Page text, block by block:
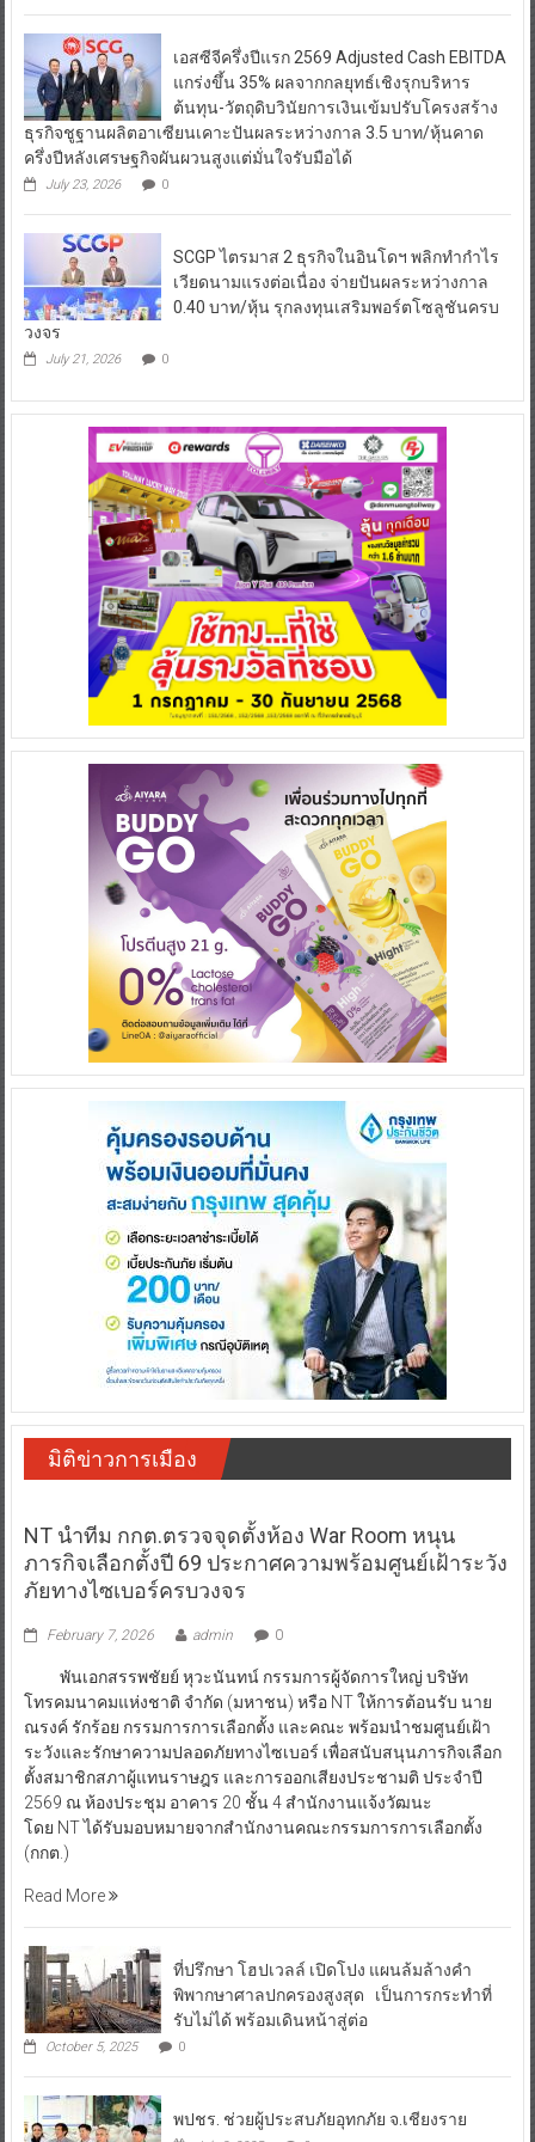
เอสซีจีครึ่งปีแรก 2569 Adjusted Cash EBITDA
แกร่งขึ้น 35% ผลจากกลยุทธ์เชิงรุกบริหาร
ต้นทุน-วัตถุดิบวินัยการเงินเข้มปรับโครงสร้าง
ธุรกิจชูฐานผลิตอาเซียนเคาะปันผลระหว่างกาล 3.5 บาท/หุ้นคาด
ครึ่งปีหลังเศรษฐกิจผันผวนสูงแต่มั่นใจรับมือได้
July 23, 2026 0
SCGP ไตรมาส 2 ธุรกิจในอินโดฯ พลิกทำกำไร
เวียดนามแรงต่อเนื่อง จ่ายปันผลระหว่างกาล
0.40 บาท/หุ้น รุกลงทุนเสริมพอร์ตโซลูชันครบ
วงจร
July 21, 2026 0
มิติข่าวการเมือง
NT นำทีม กกต.ตรวจจุดตั้งห้อง War Room หนุน
ภารกิจเลือกตั้งปี 69 ประกาศความพร้อมศูนย์เฝ้าระวัง
ภัยทางไซเบอร์ครบวงจร
February 7, 2026 admin 0
พันเอกสรรพชัยย์ หุวะนันทน์ กรรมการผู้จัดการใหญ่ บริษัท
โทรคมนาคมแห่งชาติ จำกัด (มหาชน) หรือ NT ให้การต้อนรับ นาย
ณรงค์ รักร้อย กรรมการการเลือกตั้ง และคณะ พร้อมนำชมศูนย์เฝ้า
ระวังและรักษาความปลอดภัยทางไซเบอร์ เพื่อสนับสนุนภารกิจเลือก
ตั้งสมาชิกสภาผู้แทนราษฎร และการออกเสียงประชามติ ประจำปี
2569 ณ ห้องประชุม อาคาร 20 ชั้น 4 สำนักงานแจ้งวัฒนะ
โดย NT ได้รับมอบหมายจากสำนักงานคณะกรรมการการเลือกตั้ง
(กกต.)
Read More
ที่ปรึกษา โฮปเวลล์ เปิดโปง แผนล้มล้างคำ
พิพากษาศาลปกครองสูงสุด เป็นการกระทำที่
รับไม่ได้ พร้อมเดินหน้าสู่ต่อ
October 5, 2025 0
พปชร. ช่วยผู้ประสบภัยอุทกภัย จ.เชียงราย